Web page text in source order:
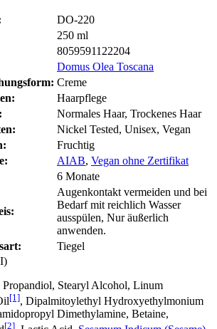
DO-220
250 ml
8059591122204
Domus Olea Toscana
Creme
Haarpflege
Normales Haar, Trockenes Haar
Nickel Tested, Unisex, Vegan
Fruchtig
AIAB, Vegan ohne Zertifikat
6 Monate
Augenkontakt vermeiden und bei
Bedarf mit reichlich Wasser
ausspülen, Nur äußerlich
anwenden.
Tiegel
Stearyl Alcohol, Linum
[1], Dipalmitoylethyl Hydroxyethylmonium
Dimethylamine, Betaine,
[2]